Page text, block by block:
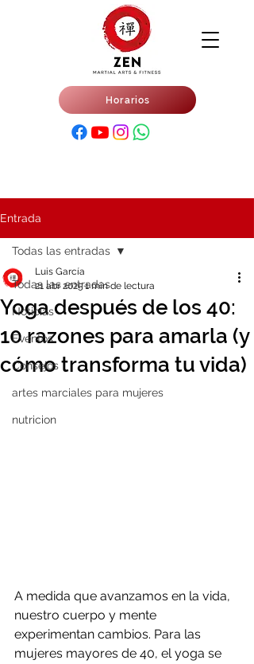
Horarios
Entrada
Todas las entradas
Noticias
Eventos
Consejos
artes marciales para mujeres
nutricion
Todas las entradas
Yoga después de los 40:
10 razones para amarla (y
cómo transforma tu vida)
Luis García
21 abr 20251 min de lectura
A medida que avanzamos en la vida,
nuestro cuerpo y mente
experimentan cambios. Para las
mujeres mayores de 40, el yoga se